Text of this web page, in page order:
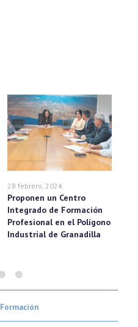
28 febrero, 2024
Proponen un Centro
Integrado de Formación
Profesional en el Polígono
Industrial de Granadilla